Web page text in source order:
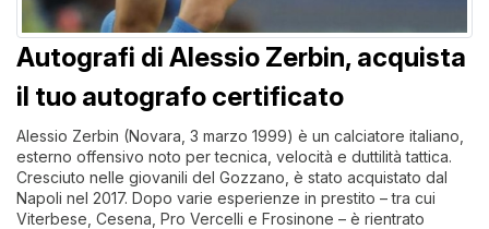
Autografi di Alessio Zerbin, acquista
il tuo autografo certificato
ChatGPT ha detto:
Alessio Zerbin (Novara, 3 marzo 1999) è un calciatore italiano,
esterno offensivo noto per tecnica, velocità e duttilità tattica.
Cresciuto nelle giovanili del Gozzano, è stato acquistato dal
Napoli nel 2017. Dopo varie esperienze in prestito – tra cui
Viterbese, Cesena, Pro Vercelli e Frosinone – è rientrato